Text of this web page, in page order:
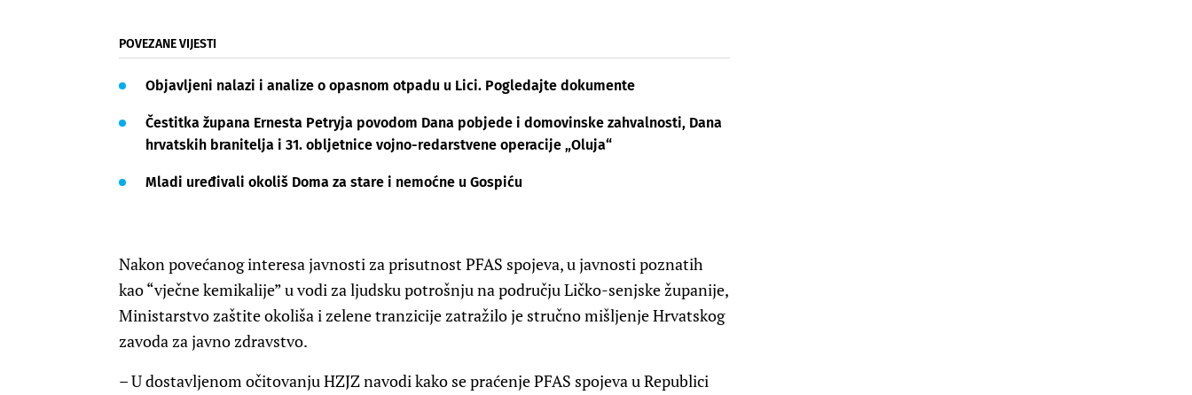
POVEZANE VIJESTI
Objavljeni nalazi i analize o opasnom otpadu u Lici. Pogledajte dokumente
Čestitka župana Ernesta Petryja povodom Dana pobjede i domovinske zahvalnosti, Dana
hrvatskih branitelja i 31. obljetnice vojno-redarstvene operacije „Oluja“
Mladi uređivali okoliš Doma za stare i nemoćne u Gospiću
Nakon povećanog interesa javnosti za prisutnost PFAS spojeva, u javnosti poznatih
kao “vječne kemikalije” u vodi za ljudsku potrošnju na području Ličko-senjske županije,
Ministarstvo zaštite okoliša i zelene tranzicije zatražilo je stručno mišljenje Hrvatskog
zavoda za javno zdravstvo.
– U dostavljenom očitovanju HZJZ navodi kako se praćenje PFAS spojeva u Republici